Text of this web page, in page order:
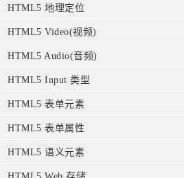
HTML5 地理定位
HTML5 Video(视频)
HTML5 Audio(音频)
HTML5 Input 类型
HTML5 表单元素
HTML5 表单属性
HTML5 语义元素